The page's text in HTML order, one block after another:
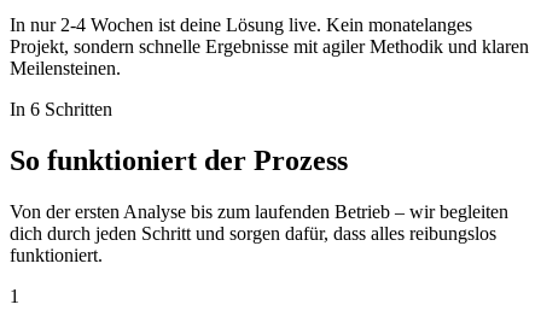
In nur 2-4 Wochen ist deine Lösung live. Kein monatelanges
Projekt, sondern schnelle Ergebnisse mit agiler Methodik und klaren
Meilensteinen.
In 6 Schritten
So funktioniert der Prozess
Von der ersten Analyse bis zum laufenden Betrieb – wir begleiten
dich durch jeden Schritt und sorgen dafür, dass alles reibungslos
funktioniert.
1